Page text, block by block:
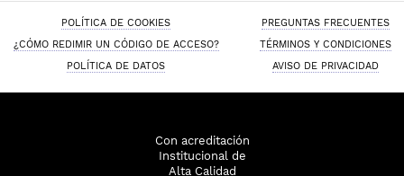
POLÍTICA DE COOKIES
PREGUNTAS FRECUENTES
¿CÓMO REDIMIR UN CÓDIGO DE ACCESO?
TÉRMINOS Y CONDICIONES
POLÍTICA DE DATOS
AVISO DE PRIVACIDAD
Con acreditación
Institucional de
Alta Calidad